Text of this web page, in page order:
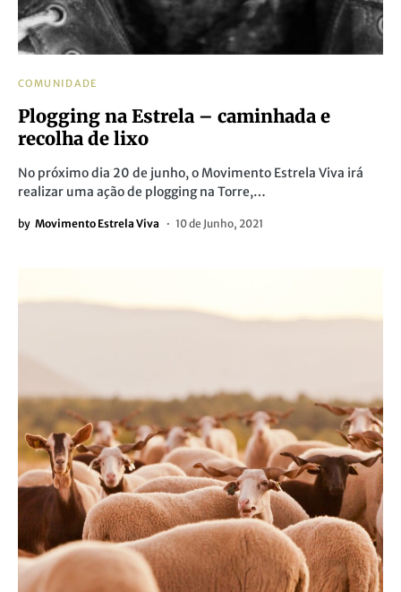
COMUNIDADE
Plogging na Estrela – caminhada e
recolha de lixo
No próximo dia 20 de junho, o Movimento Estrela Viva irá
realizar uma ação de plogging na Torre,…
by Movimento Estrela Viva 10 de Junho, 2021